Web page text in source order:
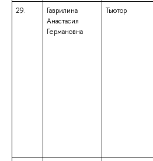
29.
Гаврилина
Анастасия
Германовна
Тьютор